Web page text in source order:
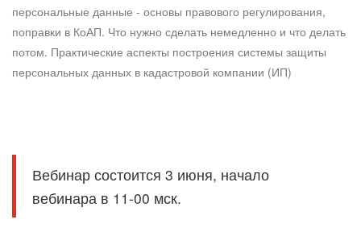
персональные данные - основы правового регулирования,
поправки в КоАП. Что нужно сделать немедленно и что делать
потом. Практические аспекты построения системы защиты
персональных данных в кадастровой компании (ИП)
Вебинар состоится 3 июня, начало
вебинара в 11-00 мск.